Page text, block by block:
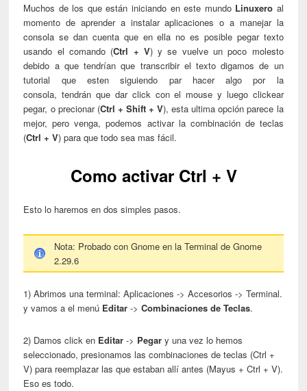
Muchos de los que están iniciando en este mundo Linuxero al
momento de aprender a instalar aplicaciones o a manejar la
consola se dan cuenta que en ella no es posible pegar texto
usando el comando (Ctrl + V) y se vuelve un poco molesto
debido a que tendrían que transcribir el texto digamos de un
tutorial que esten siguiendo par hacer algo por la
consola, tendrán que dar click con el mouse y luego clickear
pegar, o precionar (Ctrl + Shift + V), esta ultima opción parece la
mejor, pero venga, podemos activar la combinación de teclas
(Ctrl + V) para que todo sea mas fácil.
Como activar Ctrl + V
Esto lo haremos en dos simples pasos.
Nota: Probado con Gnome en la Terminal de Gnome
2.29.6
1) Abrimos una terminal: Aplicaciones -> Accesorios -> Terminal.
y vamos a el menú Editar ->Combinaciones de Teclas.
2) Damos click en Editar -> Pegar y una vez lo hemos
seleccionado, presionamos las combinaciones de teclas (Ctrl +
V) para reemplazar las que estaban allí antes (Mayus + Ctrl + V).
Eso es todo.